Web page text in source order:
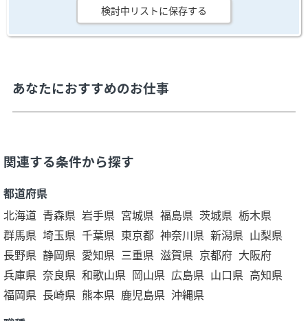
検討中リストに保存する
あなたにおすすめのお仕事
関連する条件から探す
都道府県
北海道 青森県 岩手県 宮城県 福島県 茨城県 栃木県
群馬県 埼玉県 千葉県 東京都 神奈川県 新潟県 山梨県
長野県 静岡県 愛知県 三重県 滋賀県 京都府 大阪府
兵庫県 奈良県 和歌山県 岡山県 広島県 山口県 高知県
福岡県 長崎県 熊本県 鹿児島県 沖縄県